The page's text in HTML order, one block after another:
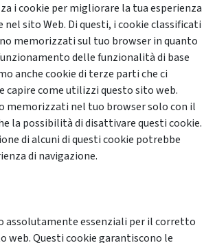
i cookie per migliorare la tua esperienza
sito Web. Di questi, i cookie classificati
memorizzati sul tuo browser in quanto
delle funzionalità di base
anche cookie di terze parti che ci
capire come utilizzi questo sito web.
memorizzati nel tuo browser solo con il
la possibilità di disattivare questi cookie.
di alcuni di questi cookie potrebbe
di navigazione.
assolutamente essenziali per il corretto
web. Questi cookie garantiscono le